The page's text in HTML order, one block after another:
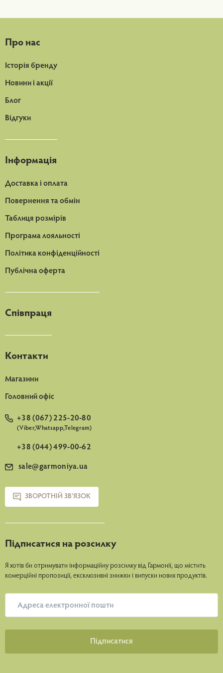
Про нас
Історія бренду
Новини і акції
Блог
Відгуки
Інформація
Доставка і оплата
Повернення та обмін
Таблиця розмірів
Програма лояльності
Політика конфіденційності
Публічна оферта
Співпраця
Контакти
Магазини
Головний офіс
+38 (067) 225-20-80
(Viber,Whatsapp,Telegram)
+38 (044) 499-00-62
sale@garmoniya.ua
ЗВОРОТНІЙ ЗВ’ЯЗОК
Підписатися на розсилку
Я хотів би отримувати інформаційну розсилку від Гармонії, що містить
комерційні пропозиції, ексклюзивні знижки і випуски нових продуктів.
Пiдписатися